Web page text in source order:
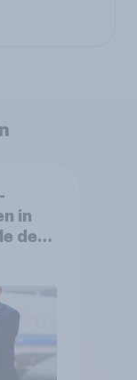
in
der